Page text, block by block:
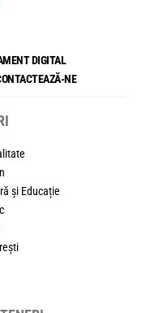
DIGITAL
NE
și Educație